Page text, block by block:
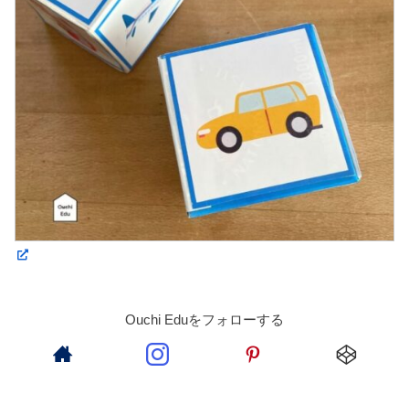
Ouchi Eduをフォローする